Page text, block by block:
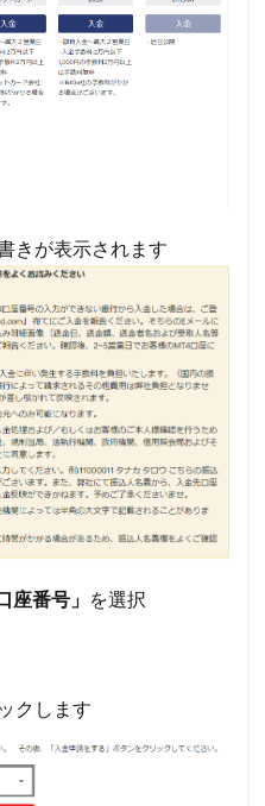
きが表示されます
座番号」 を選択
クします